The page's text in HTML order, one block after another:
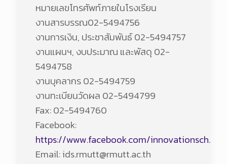
หมายเลขโทรศัพท์ภายในโรงเรียน
งานสารบรรณ02-5494756
งานการเงิน, ประชาสัมพันธ์ 02-5494757
งานแผนฯ, งบประมาณ และพัสดุ 02-
5494758
งานบุคลากร 02-5494759
งานทะเบียนวัดผล 02-5494799
Fax: 02-5494760
Facebook:
https://www.facebook.com/
Email: ids.rmutt@rmutt.ac.th